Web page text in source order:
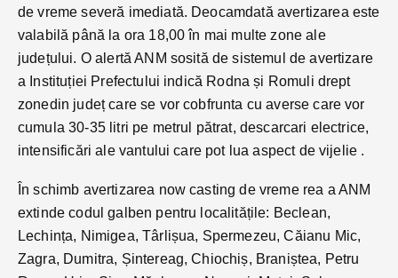
de vreme severă imediată. Deocamdată avertizarea este
valabilă până la ora 18,00 în mai multe zone ale
județului. O alertă ANM sosită de sistemul de avertizare
a Instituției Prefectului indică Rodna și Romuli drept
zonedin județ care se vor cobfrunta cu averse care vor
cumula 30-35 litri pe metrul pătrat, descarcari electrice,
intensificări ale vantului care pot lua aspect de vijelie .
În schimb avertizarea now casting de vreme rea a ANM
extinde codul galben pentru localitățile: Beclean,
Lechința, Nimigea, Târlișua, Spermezeu, Căianu Mic,
Zagra, Dumitra, Șintereag, Chiochiș, Braniștea, Petru